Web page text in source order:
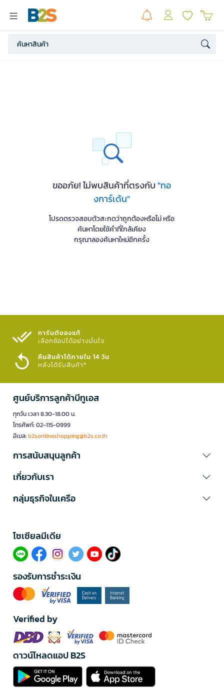
ขออภัย! ไม่พบสินค้าที่ตรงกับ"ทอ
งการ์เด้น"
โปรดตรวจสอบตัวสะกดว่าถูกต้องหรือไม่ หรือ
ค้นหาโดยใช้คำที่ใกล้เคียง
กรุณาลองค้นหาใหม่อีกครั้ง
การันตีของแท้
เลือกช้อปได้อย่างมั่นใจ​
คืนสินค้าได้ภายใน 14 วัน
หลังได้รับสินค้า*
ศูนย์บริการลูกค้าบีทูเอส
ทุกวัน เวลา 8.30-18.00 น.
โทรศัพท์: 02-115-0999
อีเมล:b2sonlineshopping@b2s.co.th
การสนับสนุนลูกค้า
เกี่ยวกับเรา
กลุ่มธุรกิจในเครือ
โซเซียลมีเดีย​
รองรับการชำระเงิน
Verified by
ดาวน์โหลดแอป B2S